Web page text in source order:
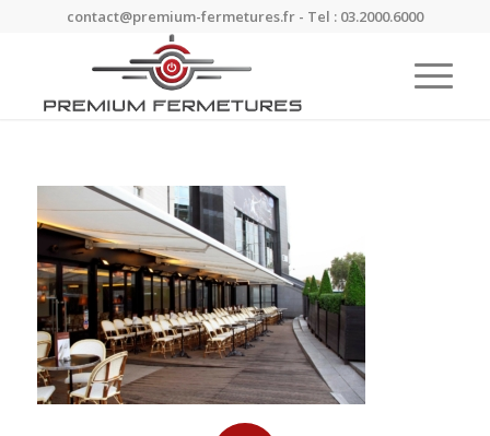
contact@premium-fermetures.fr - Tel : 03.2000.6000